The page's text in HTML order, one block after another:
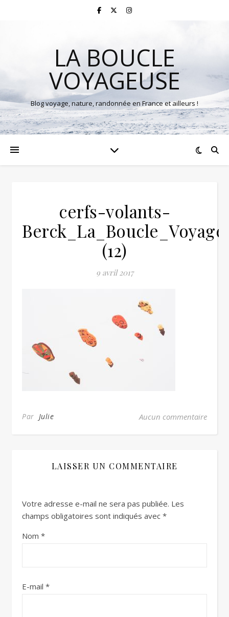
LA BOUCLE
VOYAGEUSE
Blog voyage, nature, randonnée en France et ailleurs !
cerfs-volants-
(12)
9 avril 2017
Par Julie Aucun commentaire
LAISSER UN COMMENTAIRE
Votre adresse e-mail ne sera pas publiée. Les
champs obligatoires sont indiqués avec *
Nom *
E-mail *